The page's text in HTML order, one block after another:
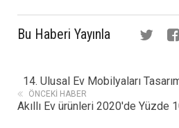
Bu Haberi Yayınla
14. Ulusal Ev Mobilyaları
ÖNCEKI HABER
Akıllı Ev ürünleri 2020'de Yüzde